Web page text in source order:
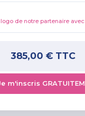
de notre partenaire
385,00 €TTC
m'inscris